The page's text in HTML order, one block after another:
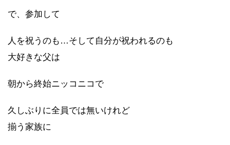
で、参加して
人を祝うのも…そして自分が祝われるのも
大好きな父は
朝から終始ニッコニコで
久しぶりに全員では無いけれど
揃う家族に